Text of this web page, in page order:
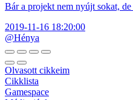
Bár a projekt nem nyújt sokat,
2019-11-16 18:20:00
@Hénya
Olvasott cikkeim
Cikklista
Gamespace